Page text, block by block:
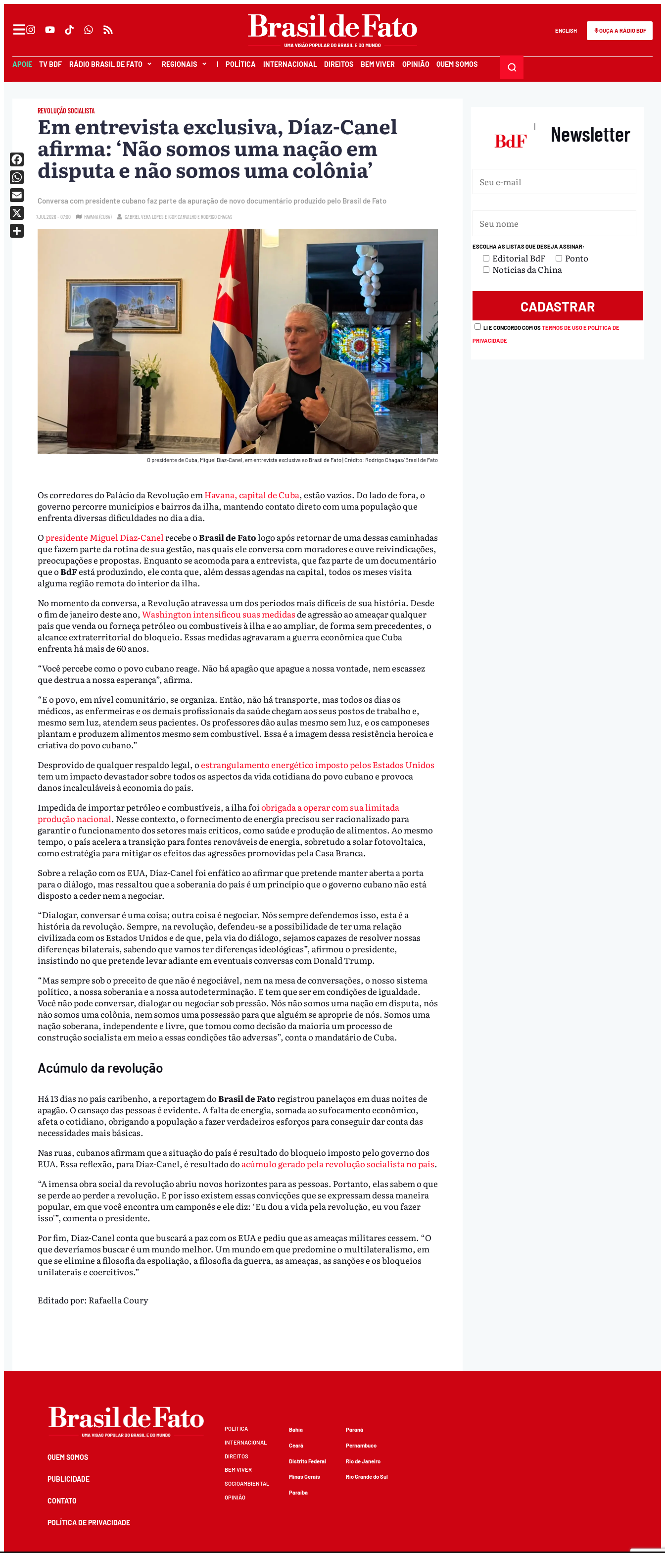
ENGLISH OUÇA A RÁDIO BDF
APOIE TV BDF RÁDIO BRASIL DE FATO REGIONAIS I POLÍTICA INTERNACIONAL DIREITOS BEM VIVER OPINIÃO QUEM SOMOS
REVOLUÇÃO SOCIALISTA
Em entrevista exclusiva, Díaz-Canel
afirma: ‘Não somos uma nação em
disputa e não somos uma colônia’
Conversa com presidente cubano faz parte da apuração de novo documentário produzido pelo Brasil de Fato
7.JUL.2026 - 07:00 HAVANA (CUBA) GABRIEL VERA LOPES E IGOR CARVALHO E RODRIGO CHAGAS
O presidente de Cuba, Miguel Díaz-Canel, em entrevista exclusiva ao Brasil de Fato|Crédito: Rodrigo Chagas/Brasil de Fato
Os corredores do Palácio da Revolução emHavana, capital de Cuba, estão vazios. Do lado de fora, o
governo percorre municípios e bairros da ilha, mantendo contato direto com uma população que
enfrenta diversas dificuldades no dia a dia.
Opresidente Miguel Díaz-Canelrecebe oBrasil de Fatologo após retornar de uma dessas caminhadas
que fazem parte da rotina de sua gestão, nas quais ele conversa com moradores e ouve reivindicações,
preocupações e propostas. Enquanto se acomoda para a entrevista, que faz parte de um documentário
que oBdFestá produzindo, ele conta que, além dessas agendas na capital, todos os meses visita
alguma região remota do interior da ilha.
No momento da conversa, a Revolução atravessa um dos períodos mais difíceis de sua história. Desde
o fim de janeiro deste ano, Washington intensificou suas medidasde agressão ao ameaçar qualquer
país que venda ou forneça petróleo ou combustíveis à ilha e ao ampliar, de forma sem precedentes, o
alcance extraterritorial do bloqueio. Essas medidas agravaram a guerra econômica que Cuba
enfrenta há mais de 60 anos.
“Você percebe como o povo cubano reage. Não há apagão que apague a nossa vontade, nem escassez
que destrua a nossa esperança”, afirma.
“E o povo, em nível comunitário, se organiza. Então, não há transporte, mas todos os dias os
médicos, as enfermeiras e os demais profissionais da saúde chegam aos seus postos de trabalho e,
mesmo sem luz, atendem seus pacientes. Os professores dão aulas mesmo sem luz, e os camponeses
plantam e produzem alimentos mesmo sem combustível. Essa é a imagem dessa resistência heroica e
criativa do povo cubano.”
Desprovido de qualquer respaldo legal, oestrangulamento energético imposto pelos Estados Unidos
tem um impacto devastador sobre todos os aspectos da vida cotidiana do povo cubano e provoca
danos incalculáveis à economia do país.
Impedida de importar petróleo e combustíveis, a ilha foi obrigada a operar com sua limitada
produção nacional. Nesse contexto, o fornecimento de energia precisou ser racionalizado para
garantir o funcionamento dos setores mais críticos, como saúde e produção de alimentos. Ao mesmo
tempo, o país acelera a transição para fontes renováveis de energia, sobretudo a solar fotovoltaica,
como estratégia para mitigar os efeitos das agressões promovidas pela Casa Branca.
Sobre a relação com os EUA, Díaz-Canel foi enfático ao afirmar que pretende manter aberta a porta
para o diálogo, mas ressaltou que a soberania do país é um princípio que o governo cubano não está
disposto a ceder nem a negociar.
“Dialogar, conversar é uma coisa; outra coisa é negociar. Nós sempre defendemos isso, esta é a
história da revolução. Sempre, na revolução, defendeu-se a possibilidade de ter uma relação
civilizada com os Estados Unidos e de que, pela via do diálogo, sejamos capazes de resolver nossas
diferenças bilaterais, sabendo que vamos ter diferenças ideológicas”, afirmou o presidente,
insistindo no que pretende levar adiante em eventuais conversas com Donald Trump.
“Mas sempre sob o preceito de que não é negociável, nem na mesa de conversações, o nosso sistema
político, a nossa soberania e a nossa autodeterminação. E tem que ser em condições de igualdade.
Você não pode conversar, dialogar ou negociar sob pressão. Nós não somos uma nação em disputa, nós
não somos uma colônia, nem somos uma possessão para que alguém se aproprie de nós. Somos uma
nação soberana, independente e livre, que tomou como decisão da maioria um processo de
construção socialista em meio a essas condições tão adversas”, conta o mandatário de Cuba.
Acúmulo da revolução
Há 13 dias no país caribenho, a reportagem doBrasil de Fato registrou panelaços em duas noites de
apagão. O cansaço das pessoas é evidente. A falta de energia, somada ao sufocamento econômico,
afeta o cotidiano, obrigando a população a fazer verdadeiros esforços para conseguir dar conta das
necessidades mais básicas.
Nas ruas, cubanos afirmam que a situação do país é resultado do bloqueio imposto pelo governo dos
EUA. Essa reflexão, para Díaz-Canel, é resultado do acúmulo gerado pela revolução socialista no país.
“A imensa obra social da revolução abriu novos horizontes para as pessoas. Portanto, elas sabem o que
se perde ao perder a revolução. E por isso existem essas convicções que se expressam dessa maneira
popular, em que você encontra um camponês e ele diz: ‘Eu dou a vida pela revolução, eu vou fazer
isso'”, comenta o presidente.
Por fim, Díaz-Canel conta que buscará a paz com os EUA e pediu que as ameaças militares cessem. “O
que deveríamos buscar é um mundo melhor. Um mundo em que predomine o multilateralismo, em
que se elimine a filosofia da espoliação, a filosofia da guerra, as ameaças, as sanções e os bloqueios
unilaterais e coercitivos.”
Facebook
WhatsApp
Email
X
Editado por: Rafaella Coury
| Newsletter
ESCOLHA AS LISTAS QUE DESEJA ASSINAR:
Editorial BdF
Ponto
Notícias da China
LI E CONCORDO COM OSTERMOS DE USO E POLÍTICA DE
PRIVACIDADE
QUEM SOMOS
PUBLICIDADE
CONTATO
POLÍTICA DE PRIVACIDADE
POLÍTICA
INTERNACIONAL
DIREITOS
BEM VIVER
SOCIOAMBIENTAL
OPINIÃO
Bahia
Ceará
Distrito Federal
Minas Gerais
Paraíba
Paraná
Pernambuco
Rio de Janeiro
Rio Grande do Sul